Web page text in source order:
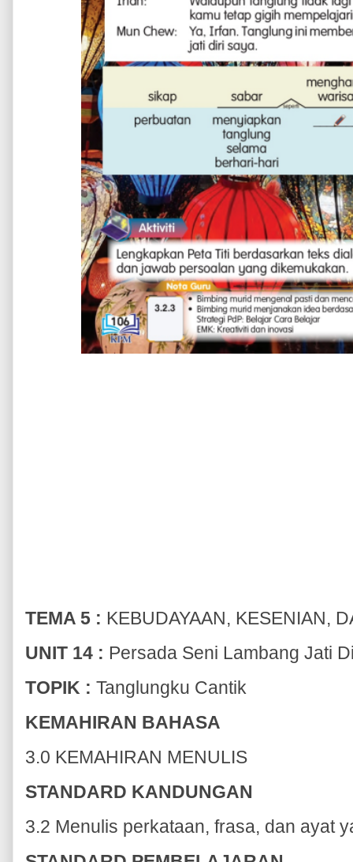
TEMA 5 : KEBUDAYAAN, KESENIAN,
UNIT 14 : Persada Seni Lambang Jati
TOPIK : Tanglungku Cantik
KEMAHIRAN BAHASA
3.0 KEMAHIRAN MENULIS
STANDARD KANDUNGAN
3.2 Menulis perkataan, frasa, dan ayat